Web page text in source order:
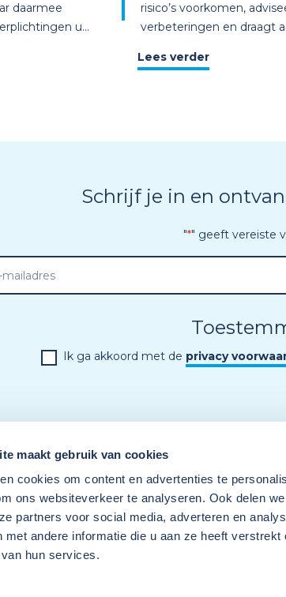
maakt gebruik van cookies
cookies om content en advertenties te
ons websiteverkeer te analyseren. Ook delen
partners voor social media, adverteren en
met andere informatie die u aan ze heeft
hun services.
daarmee
u...
risico’s voorkomen,
verbeteringen en draagt
Lees verder
Schrijf je in en
"*" geeft vereiste
Ik ga akkoord met de privacy